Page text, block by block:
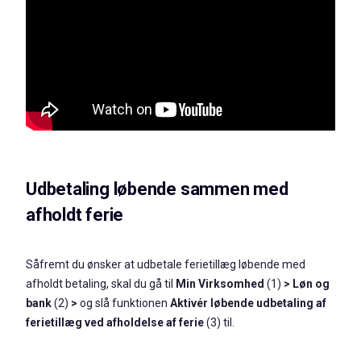
Udbetaling løbende sammen med
afholdt ferie
Såfremt du ønsker at udbetale ferietillæg løbende med
afholdt betaling, skal du gå til
Min Virksomhed (1) > Løn og
bank(2) > og slå funktionen Aktivér løbende udbetaling af
ferietillæg ved afholdelse af ferie(3) til.